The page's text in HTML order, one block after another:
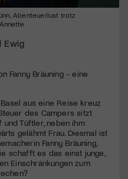
Abenteuerlust trotz
Ewig
Fanny Bräuning - eine
aus eine Reise kreuz
des Campers sitzt
Tüftler, neben ihm
gelähmt Frau. Diesmal ist
Fanny Bräuning,
schafft es das einst junge,
Einschränkungen zum
Kulturschaffende(r) oder
Arbeit.
kostenlosen Zugang zu